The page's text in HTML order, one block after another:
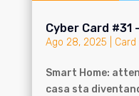
Cyber Card #31
Ago 28, 2025 Card
Smart Home:
casa sta